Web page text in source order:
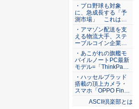
・プロ野球も対象
に、急成長する「予
測市場」 これは…
・アマゾン配送を支
える物流大手、ステ
ーブルコイン企業…
・あこがれの旗艦モ
バイルノートPC最新
モデル=「ThinkPa…
・ハッセルブラッド
搭載の頂上カメラ・
スマホ「OPPO Fin…
ASCII倶楽部とは